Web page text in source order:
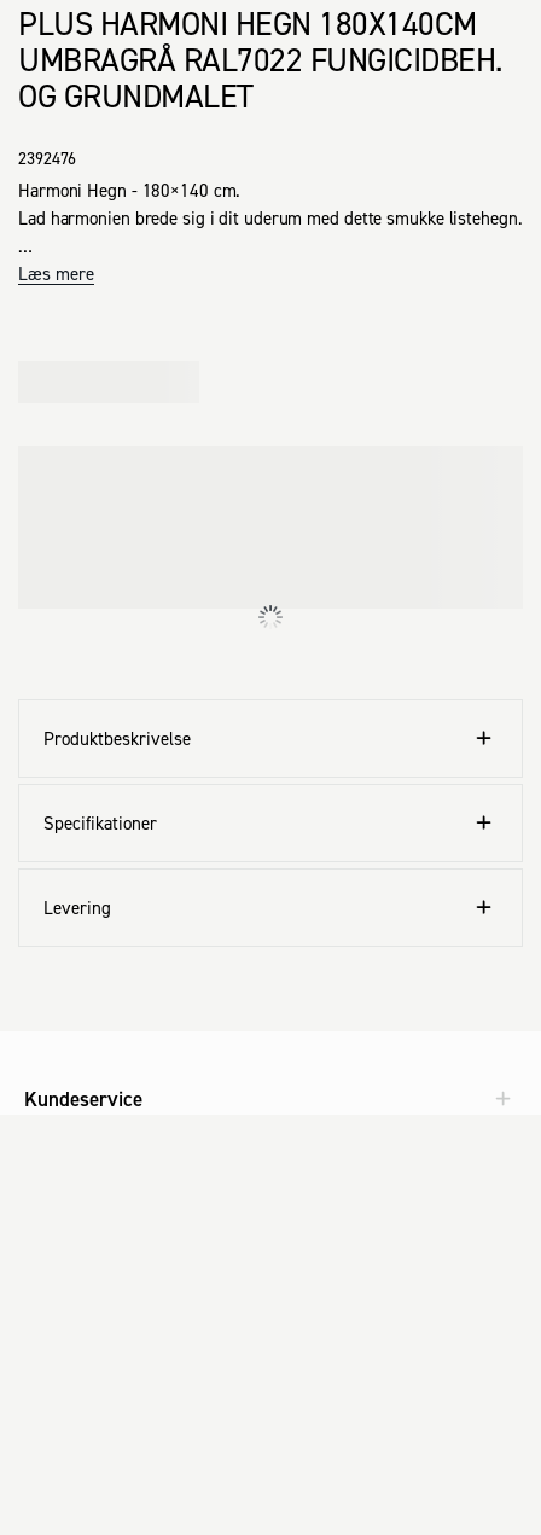
PLUS HARMONI HEGN 180X140CM
UMBRAGRÅ RAL7022 FUNGICIDBEH.
OG GRUNDMALET
2392476
Harmoni Hegn - 180×140 cm.
Lad harmonien brede sig i dit uderum med dette smukke listehegn.
De smalle lister virker kamuflerende, så indkig begrænses uden at
Læs mere
Produktbeskrivelse
Specifikationer
Levering
Kundeservice